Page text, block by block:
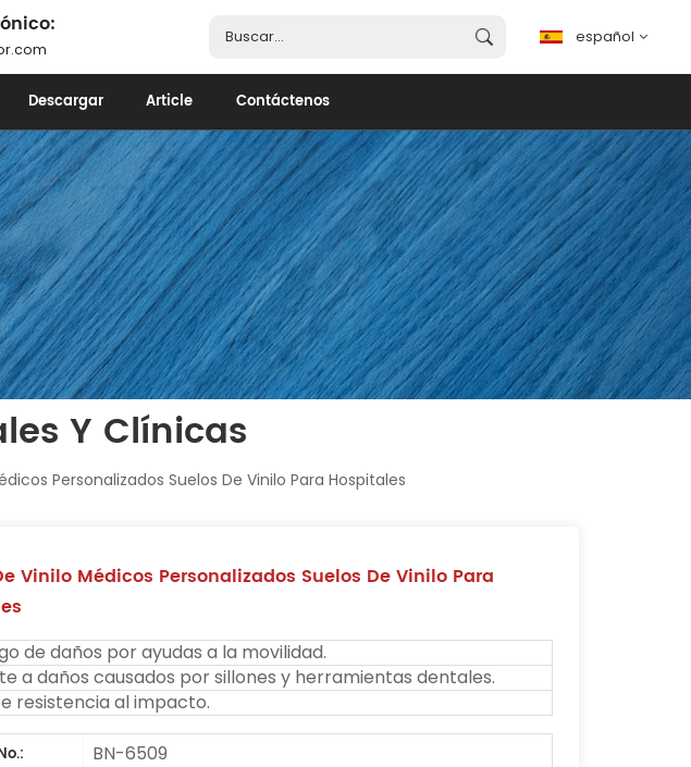
español
español
English
français
português
العربية
Descargar Article Contáctenos
Y Clínicas
Personalizados Suelos De Vinilo Para Hospitales
Vinilo Médicos Personalizados Suelos De Vinilo Para
de daños por ayudas a la movilidad.
a daños causados ​​por sillones y herramientas dentales.
resistencia al impacto.
BN-6509